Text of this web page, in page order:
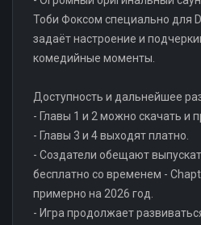
Тоби Фоксом специально для
задаёт настроение и
комедийные моменты.
Доступность и дальнейшее
- Главы 1 и 2 можно скачать и
- Главы 3 и 4 выходят платно.
- Создатели обещают
бесплатно со временем -
примерно на 2026 год.
- Игра продолжает